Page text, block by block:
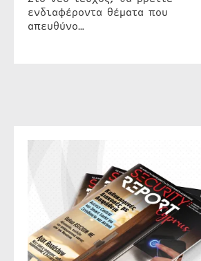
ενδιαφέροντα θέματα που
απευθύνο…